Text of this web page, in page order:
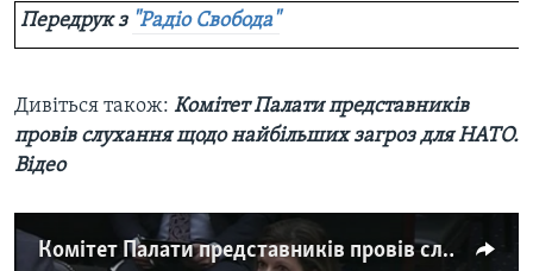
Передрук з "Радіо Свобода"
Дивіться також: Комітет Палати представників
провів слухання щодо найбільших загроз для НАТО.
Відео
Комітет Палати представників провів слухання щодо найбільших загроз для НАТО. Відео